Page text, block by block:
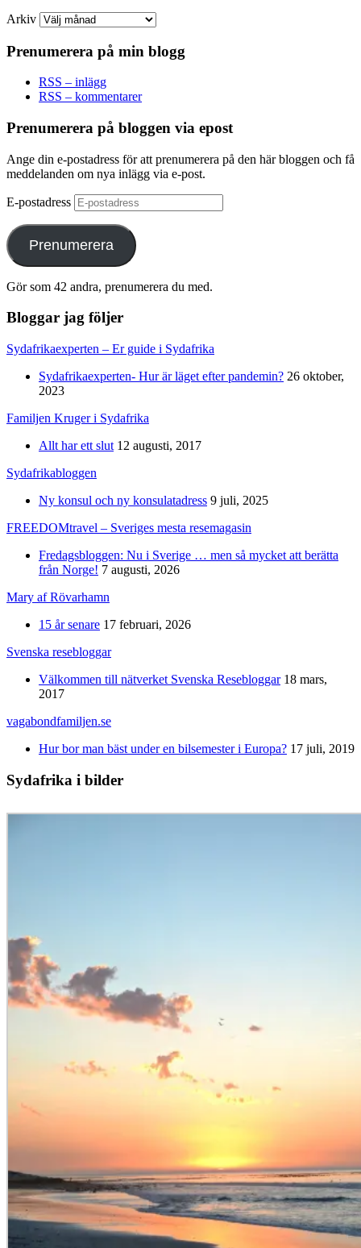
Arkiv
Prenumerera på min blogg
RSS – inlägg
RSS – kommentarer
Prenumerera på bloggen via epost
Ange din e-postadress för att prenumerera på den här bloggen och få
meddelanden om nya inlägg via e-post.
E-postadress
Prenumerera
Gör som 42 andra, prenumerera du med.
Bloggar jag följer
Sydafrikaexperten – Er guide i Sydafrika
Sydafrikaexperten- Hur är läget efter pandemin? 26 oktober,
2023
Familjen Kruger i Sydafrika
Allt har ett slut 12 augusti, 2017
Sydafrikabloggen
Ny konsul och ny konsulatadress 9 juli, 2025
FREEDOMtravel – Sveriges mesta resemagasin
Fredagsbloggen: Nu i Sverige … men så mycket att berätta
från Norge! 7 augusti, 2026
Mary af Rövarhamn
15 år senare 17 februari, 2026
Svenska resebloggar
Välkommen till nätverket Svenska Resebloggar 18 mars,
2017
vagabondfamiljen.se
Hur bor man bäst under en bilsemester i Europa? 17 juli, 2019
Sydafrika i bilder